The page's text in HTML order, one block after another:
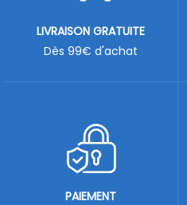
LIVRAISON GRATUITE
Dès 99€ d'achat
PAIEMENT